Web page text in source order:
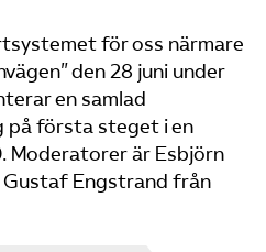
för oss närmare
den 28 juni under
en samlad
på första steget i en
Moderatorer är Esbjörn
Gustaf Engstrand från